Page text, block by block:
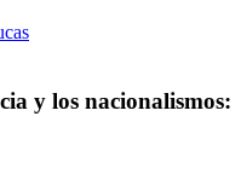
y los nacionalismos: